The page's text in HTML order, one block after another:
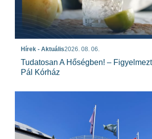
Hírek - Aktuális2026. 08. 06.
Tudatosan A Hőségben! –
Pál Kórház